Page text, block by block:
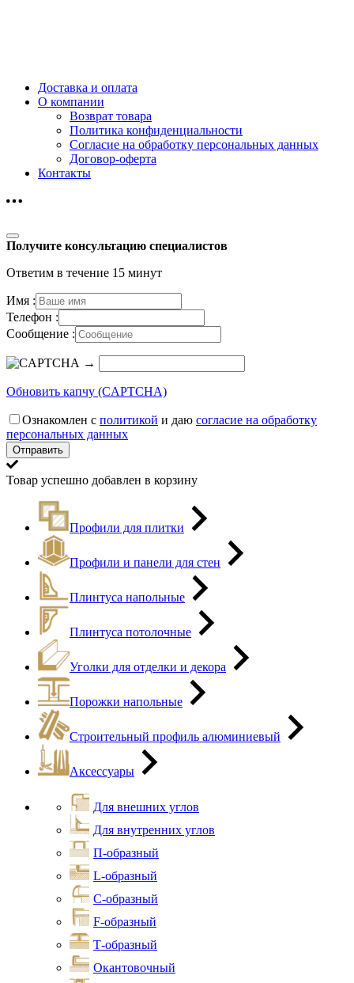
Доставка и оплата
О компании
Возврат товара
Политика конфиденциальности
Согласие на обработку персональных данных
Договор-оферта
Контакты
Получите консультацию специалистов
Ответим в течение 15 минут
Имя :
Телефон :
Сообщение :
→
Обновить капчу (CAPTCHA)
Ознакомлен с политикой и даю согласие на обработку
персональных данных
Товар успешно добавлен в корзину
Профили для плитки
Профили и панели для стен
Плинтуса напольные
Плинтуса потолочные
Уголки для отделки и декора
Порожки напольные
Строительный профиль алюминиевый
Аксессуары
Для внешних углов
Для внутренних углов
П-образный
L-образный
С-образный
F-образный
Т-образный
Окантовочный